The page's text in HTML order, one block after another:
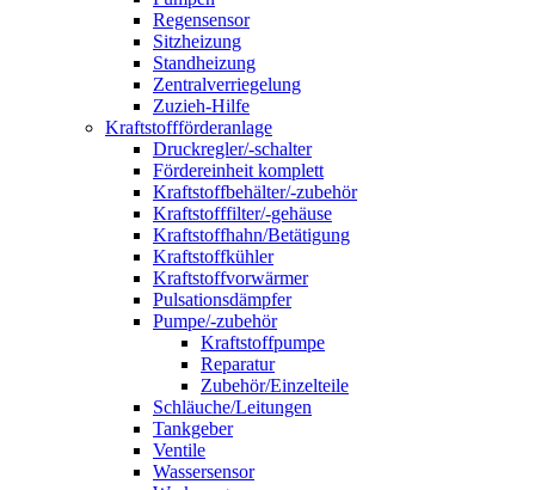
Regensensor
Sitzheizung
Standheizung
Zentralverriegelung
Zuzieh-Hilfe
Kraftstoffförderanlage
Druckregler/-schalter
Fördereinheit komplett
Kraftstoffbehälter/-zubehör
Kraftstofffilter/-gehäuse
Kraftstoffhahn/Betätigung
Kraftstoffkühler
Kraftstoffvorwärmer
Pulsationsdämpfer
Pumpe/-zubehör
Kraftstoffpumpe
Reparatur
Zubehör/Einzelteile
Schläuche/Leitungen
Tankgeber
Ventile
Wassersensor